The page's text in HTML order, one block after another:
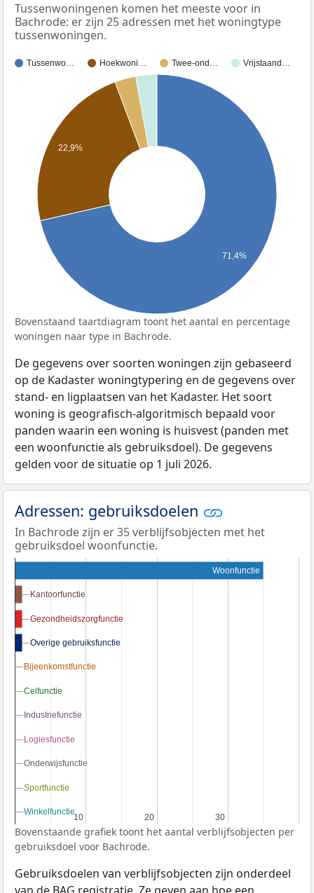
Tussenwoningenen komen het meeste voor in
Bachrode: er zijn 25 adressen met het woningtype
tussenwoningen.
Tussenwo… Hoekwoni… Twee-ond… Vrijstaand…
22,9%
71,4%
Bovenstaand taartdiagram toont het aantal en percentage
woningen naar type in Bachrode.
De gegevens over soorten woningen zijn gebaseerd
op de Kadaster woningtypering en de gegevens over
stand- en ligplaatsen van het Kadaster. Het soort
woning is geografisch-algoritmisch bepaald voor
panden waarin een woning is huisvest (panden met
een woonfunctie als gebruiksdoel). De gegevens
gelden voor de situatie op 1 juli 2026.
Adressen: gebruiksdoelen
In Bachrode zijn er 35 verblijfsobjecten met het
gebruiksdoel woonfunctie.
10
10 20
20 30
30
Woonfunctie
Kantoorfunctie
Kantoorfunctie
Gezondheidszorgfunctie
Gezondheidszorgfunctie
Overige gebruiksfunctie
Overige gebruiksfunctie
Bijeenkomstfunctie
Bijeenkomstfunctie
Celfunctie
Celfunctie
Industriefunctie
Industriefunctie
Logiesfunctie
Logiesfunctie
Onderwijsfunctie
Onderwijsfunctie
Sportfunctie
Sportfunctie
Winkelfunctie
Winkelfunctie
Bovenstaande grafiek toont het aantal verblijfsobjecten per
gebruiksdoel voor Bachrode.
Gebruiksdoelen van verblijfsobjecten zijn onderdeel